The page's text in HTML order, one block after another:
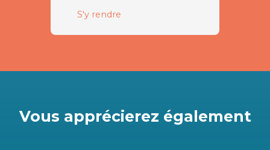
S'y rendre
Vous apprécierez également